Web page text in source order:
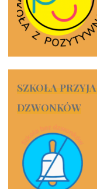
SZKOŁA
DZWONKÓW